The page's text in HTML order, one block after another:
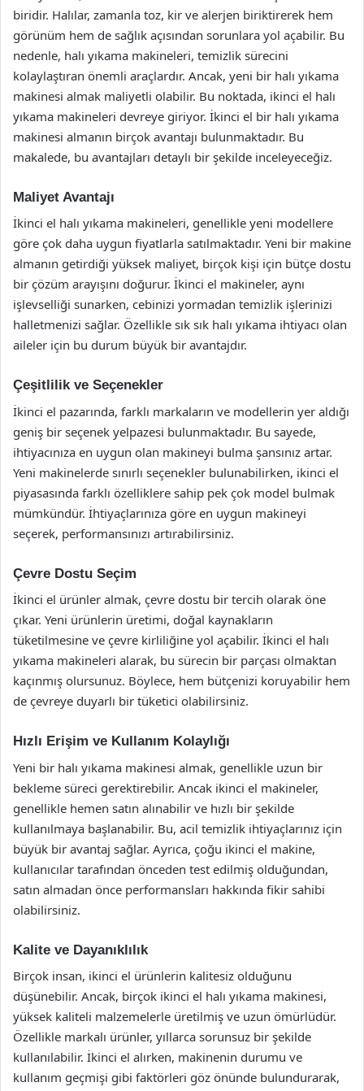
biridir. Halılar, zamanla toz, kir ve alerjen biriktirerek hem
görünüm hem de sağlık açısından sorunlara yol açabilir. Bu
nedenle, halı yıkama makineleri, temizlik sürecini
kolaylaştıran önemli araçlardır. Ancak, yeni bir halı yıkama
makinesi almak maliyetli olabilir. Bu noktada, ikinci el halı
yıkama makineleri devreye giriyor. İkinci el bir halı yıkama
makinesi almanın birçok avantajı bulunmaktadır. Bu
makalede, bu avantajları detaylı bir şekilde inceleyeceğiz.
Maliyet Avantajı
İkinci el halı yıkama makineleri, genellikle yeni modellere
göre çok daha uygun fiyatlarla satılmaktadır. Yeni bir makine
almanın getirdiği yüksek maliyet, birçok kişi için bütçe dostu
bir çözüm arayışını doğurur. İkinci el makineler, aynı
işlevselliği sunarken, cebinizi yormadan temizlik işlerinizi
halletmenizi sağlar. Özellikle sık sık halı yıkama ihtiyacı olan
aileler için bu durum büyük bir avantajdır.
Çeşitlilik ve Seçenekler
İkinci el pazarında, farklı markaların ve modellerin yer aldığı
geniş bir seçenek yelpazesi bulunmaktadır. Bu sayede,
ihtiyacınıza en uygun olan makineyi bulma şansınız artar.
Yeni makinelerde sınırlı seçenekler bulunabilirken, ikinci el
piyasasında farklı özelliklere sahip pek çok model bulmak
mümkündür. İhtiyaçlarınıza göre en uygun makineyi
seçerek, performansınızı artırabilirsiniz.
Çevre Dostu Seçim
İkinci el ürünler almak, çevre dostu bir tercih olarak öne
çıkar. Yeni ürünlerin üretimi, doğal kaynakların
tüketilmesine ve çevre kirliliğine yol açabilir. İkinci el halı
yıkama makineleri alarak, bu sürecin bir parçası olmaktan
kaçınmış olursunuz. Böylece, hem bütçenizi koruyabilir hem
de çevreye duyarlı bir tüketici olabilirsiniz.
Hızlı Erişim ve Kullanım Kolaylığı
Yeni bir halı yıkama makinesi almak, genellikle uzun bir
bekleme süreci gerektirebilir. Ancak ikinci el makineler,
genellikle hemen satın alınabilir ve hızlı bir şekilde
kullanılmaya başlanabilir. Bu, acil temizlik ihtiyaçlarınız için
büyük bir avantaj sağlar. Ayrıca, çoğu ikinci el makine,
kullanıcılar tarafından önceden test edilmiş olduğundan,
satın almadan önce performansları hakkında fikir sahibi
olabilirsiniz.
Kalite ve Dayanıklılık
Birçok insan, ikinci el ürünlerin kalitesiz olduğunu
düşünebilir. Ancak, birçok ikinci el halı yıkama makinesi,
yüksek kaliteli malzemelerle üretilmiş ve uzun ömürlüdür.
Özellikle markalı ürünler, yıllarca sorunsuz bir şekilde
kullanılabilir. İkinci el alırken, makinenin durumu ve
kullanım geçmişi gibi faktörleri göz önünde bulundurarak,